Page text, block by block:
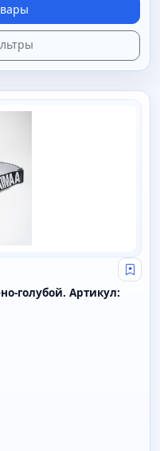
Свой
голубой. Артикул: